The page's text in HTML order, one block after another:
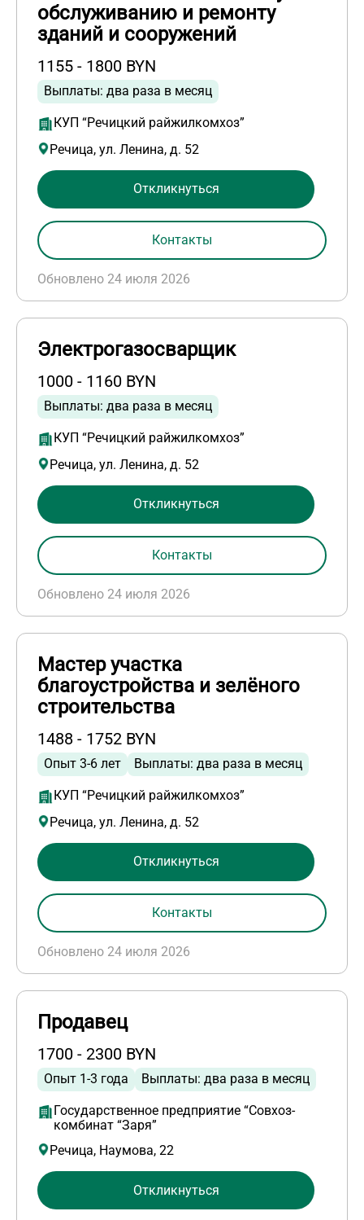
обслуживанию и ремонту
зданий и сооружений
1155 - 1800 BYN
Выплаты: два раза в месяц
КУП “Речицкий райжилкомхоз”
Речица, ул. Ленина, д. 52
Обновлено 24 июля 2026
Откликнуться
Контакты
Электрогазосварщик
1000 - 1160 BYN
Выплаты: два раза в месяц
КУП “Речицкий райжилкомхоз”
Речица, ул. Ленина, д. 52
Обновлено 24 июля 2026
Откликнуться
Контакты
Мастер участка
благоустройства и зелёного
строительства
1488 - 1752 BYN
Опыт 3-6 лет Выплаты: два раза в месяц
КУП “Речицкий райжилкомхоз”
Речица, ул. Ленина, д. 52
Обновлено 24 июля 2026
Откликнуться
Контакты
Продавец
1700 - 2300 BYN
Опыт 1-3 года Выплаты: два раза в месяц
Государственное предприятие “Совхоз-
комбинат “Заря”
Речица, Наумова, 22
Откликнуться